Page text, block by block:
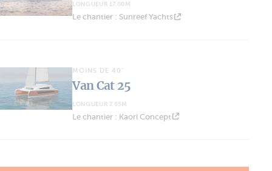
LONGUEUR 17.00M
Le chantier : Sunreef Yachts
MOINS DE 40'
Van Cat 25
LONGUEUR 7.65M
Le chantier : Kaori Concept